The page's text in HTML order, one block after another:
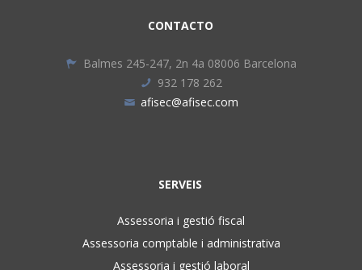
CONTACTO
Balmes 245-247, 2n 4a 08006 Barcelona
932 178 262
afisec@afisec.com
SERVEIS
Assessoria i gestió fiscal
Assessoria comptable i administrativa
Assessoria i gestió laboral